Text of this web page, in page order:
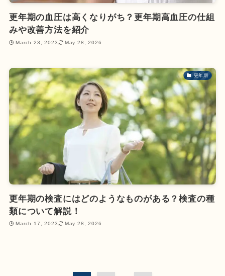
更年期の血圧は高くなりがち？更年期高血圧の仕組
みや改善方法を紹介
March 23, 2023 May 28, 2026
更年期
更年期の検査にはどのようなものがある？検査の種
類について解説！
March 17, 2023 May 28, 2026